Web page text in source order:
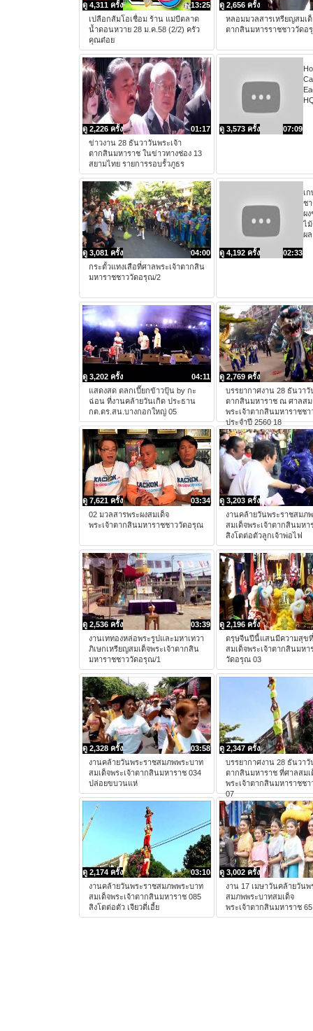
13:25
ดู 4,311 ครั้ง
เปลือกส้มโอเชื่อม ร้าน แม่บีตลาด
น้ำดอนหวาย 28 ม.ค.58 (2/2) ครัว
คุณต๋อย
ดู 2,656 ครั้ง
หลอมมวลสารเหรียญสมเด็
ตากสินมหารราชชาววัดอ
01:17
ดู 2,226 ครั้ง
ข่าวงาน 28 ธันวาวันพระเจ้า
ตากสินมหาราช ในข่าวทางช่อง 13
สยามไทย รายการรอบรั้วภูธร
07:09
ดู 3,573 ครั้ง
04:00
ดู 3,081 ครั้ง
กระตั้วแทงเสือที่ศาลพระเจ้าตากสิน
มหาราชชาววัดอรุณ/2
02:33
ดู 4,192 ครั้ง
เ
ช
ผง
ไ
ผล
04:11
ดู 3,202 ครั้ง
แสดงสด ตลกเปี๊ยกข้าวปุ้น by กะ
ฉ่อน ที่งานคล้ายวันเกิด ประธาน
กต.ตร.สน.บางกอกใหญ่ 05
ดู 2,769 ครั้ง
บรรยากาศงาน 28 ธันวาวั
ตากสินมหาราช ณ ศาลสม
พระเจ้าตากสินมหาราชช
ประจำปี 2560 18
03:34
ดู 7,621 ครั้ง
02 มวลสารพระผงสมเด็จ
พระเจ้าตากสินมหาราชชาววัดอรุณ
ดู 3,203 ครั้ง
งานคล้ายวันพระราชสมภ
สมเด็จพระเจ้าตากสินมหา
สิงโตต่อตัวลูกเจ้าพ่อไฟ
03:39
ดู 2,536 ครั้ง
งานเททองหล่อพระรูปและมหาเทวา
ภิเษกเหรียญสมเด็จพระเจ้าตากสิน
มหาราชชาววัดอรุณ/1
ดู 2,196 ครั้ง
ตรุษจีนปีนี้แสนมีความสุข
สมเด็จพระเจ้าตากสินมหา
วัดอรุณ 03
03:58
ดู 2,328 ครั้ง
งานคล้ายวันพระราชสมภพพระบาท
สมเด็จพระเจ้าตากสินมหาราช 034
ปล่อยขบวนแห่
ดู 2,347 ครั้ง
บรรยากาศงาน 28 ธันวาวั
ตากสินมหาราช ที่ศาลสมเ
พระเจ้าตากสินมหาราชช
07
03:10
ดู 2,174 ครั้ง
งานคล้ายวันพระราชสมภพพระบาท
สมเด็จพระเจ้าตากสินมหาราช 085
สิงโตต่อตัว เจียวตี่เอี้ย
ดู 3,002 ครั้ง
งาน 17 เมษาวันคล้ายวันพ
สมภพพระบาทสมเด็จ
พระเจ้าตากสินมหาราช 65